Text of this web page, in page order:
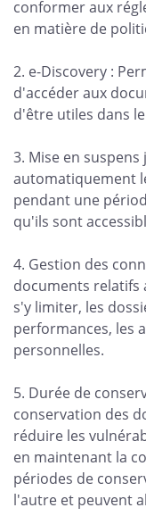
conformer aux
en matière de
2. e-Discovery :
d'accéder aux
d'être utiles dans
3. Mise en
automatiquement
pendant une
qu'ils sont
4. Gestion des
documents relatifs
s'y limiter, les
performances, les
personnelles.
5. Durée de
conservation des
réduire les
en maintenant la
périodes de
l'autre et peuvent